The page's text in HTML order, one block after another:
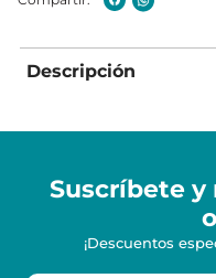
Descripción
Suscríbete y
¡Descuentos